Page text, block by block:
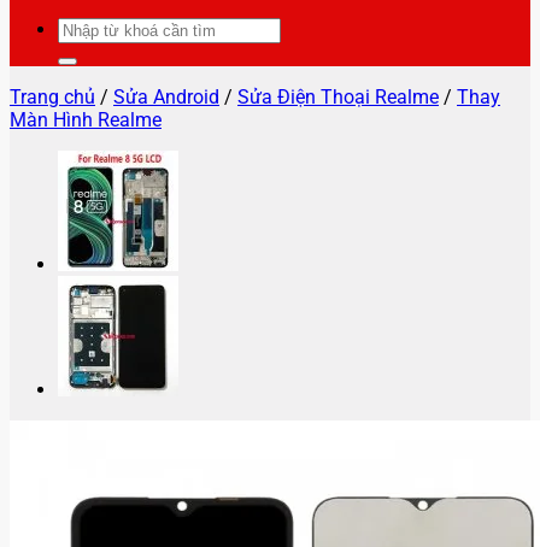
Tìm
kiếm:
Trang chủ / Sửa Android / Sửa Điện Thoại Realme / Thay
Màn Hình Realme